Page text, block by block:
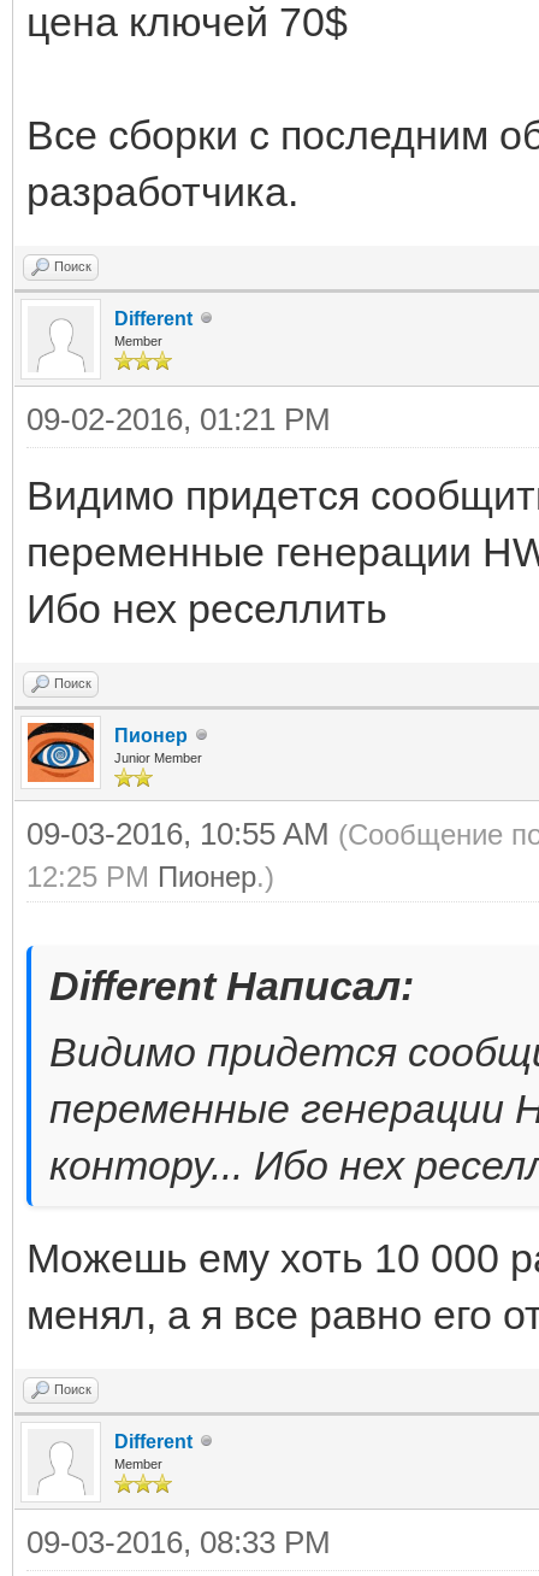
цена ключей 70$
Все сборки с последним
разработчика.
Поиск
Different
Member
09-02-2016, 01:21 PM
Видимо придется
переменные генерации
Ибо нех реселлить
Поиск
Пионер
Junior Member
09-03-2016, 10:55 AM (Сообщение
12:25 PM Пионер.)
Different Написал:
Видимо придется
переменные генерации
контору... Ибо нех
Можешь ему хоть 10 000
менял, а я все равно его
Поиск
Different
Member
09-03-2016, 08:33 PM